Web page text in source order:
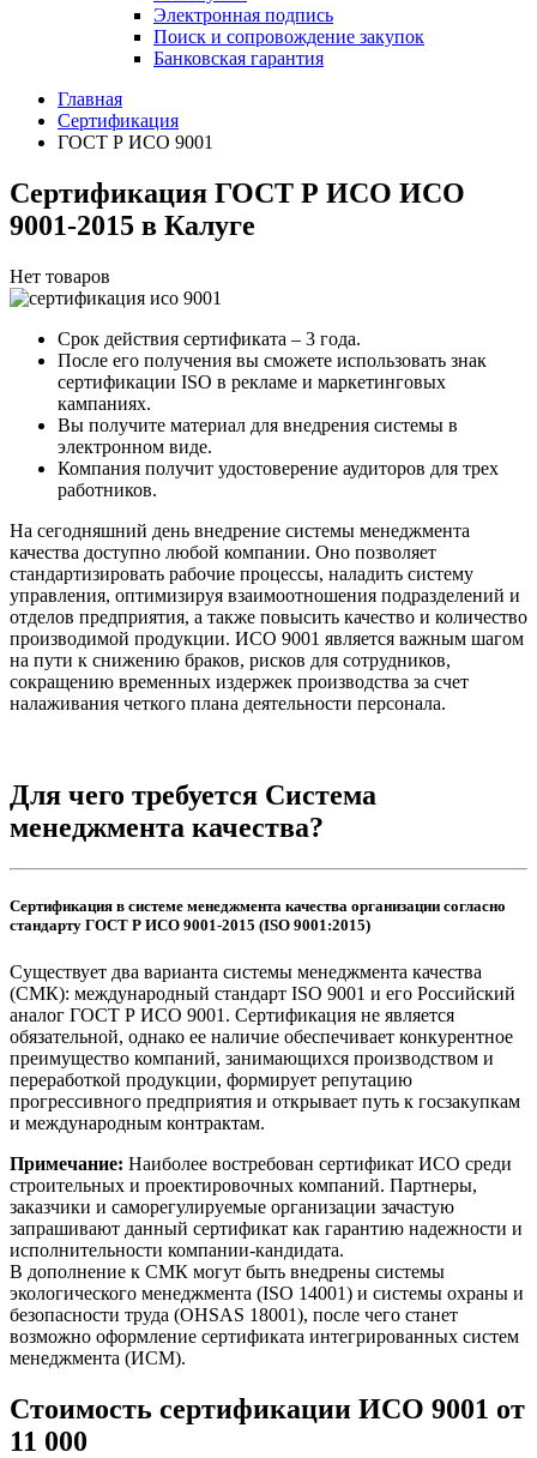
Электронная подпись
Поиск и сопровождение закупок
Банковская гарантия
Главная
Сертификация
ГОСТ Р ИСО 9001
Сертификация ГОСТ Р ИСО ИСО
9001-2015 в Калуге
Нет товаров
Срок действия сертификата – 3 года.
После его получения вы сможете использовать знак
сертификации ISO в рекламе и маркетинговых
кампаниях.
Вы получите материал для внедрения системы в
электронном виде.
Компания получит удостоверение аудиторов для трех
работников.
На сегодняшний день внедрение системы менеджмента
качества доступно любой компании. Оно позволяет
стандартизировать рабочие процессы, наладить систему
управления, оптимизируя взаимоотношения подразделений и
отделов предприятия, а также повысить качество и количество
производимой продукции. ИСО 9001 является важным шагом
на пути к снижению браков, рисков для сотрудников,
сокращению временных издержек производства за счет
налаживания четкого плана деятельности персонала.
Для чего требуется Система
менеджмента качества?
Сертификация в системе менеджмента качества организации согласно
стандарту ГОСТ Р ИСО 9001-2015 (ISO 9001:2015)
Существует два варианта системы менеджмента качества
(СМК): международный стандарт ISO 9001 и его Российский
аналог ГОСТ Р ИСО 9001. Сертификация не является
обязательной, однако ее наличие обеспечивает конкурентное
преимущество компаний, занимающихся производством и
переработкой продукции, формирует репутацию
прогрессивного предприятия и открывает путь к госзакупкам
и международным контрактам.
Примечание: Наиболее востребован сертификат ИСО среди
строительных и проектировочных компаний. Партнеры,
заказчики и саморегулируемые организации зачастую
запрашивают данный сертификат как гарантию надежности и
исполнительности компании-кандидата.
В дополнение к СМК могут быть внедрены системы
экологического менеджмента (ISO 14001) и системы охраны и
безопасности труда (OHSAS 18001), после чего станет
возможно оформление сертификата интегрированных систем
менеджмента (ИСМ).
Стоимость сертификации ИСО 9001 от
11 000